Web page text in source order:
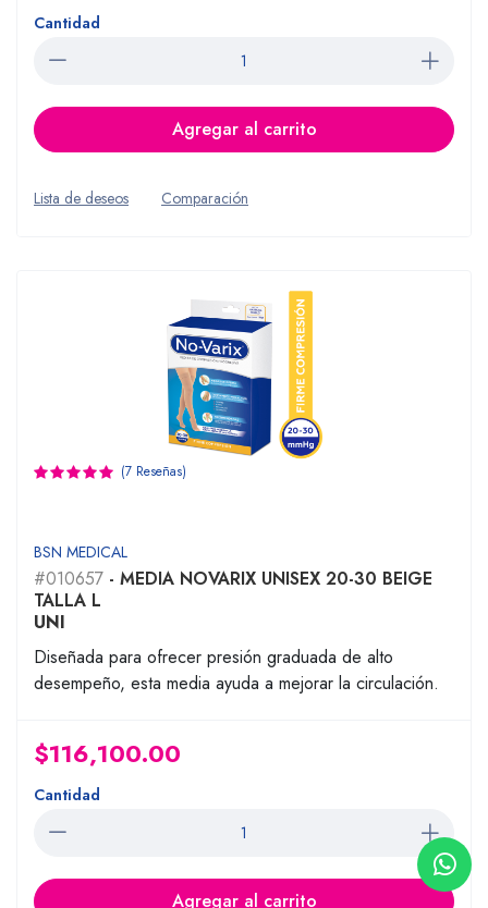
Cantidad
Agregar al carrito
Lista de deseos Comparación
(7 Reseñas)
BSN MEDICAL
#010657 - MEDIA NOVARIX UNISEX 20-30 BEIGE
TALLA L
UNI
Diseñada para ofrecer presión graduada de alto
desempeño, esta media ayuda a mejorar la circulación.
$116,100.00
Cantidad
Agregar al carrito